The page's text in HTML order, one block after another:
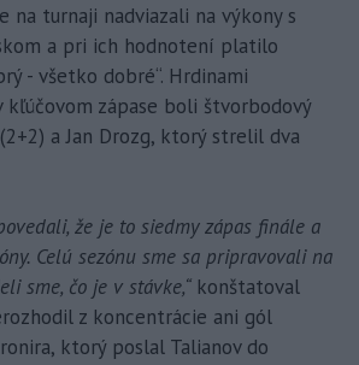
na turnaji nadviazali na výkony s
a pri ich hodnotení platilo
- všetko dobré“. Hrdinami
zápase boli štvorbodový
a Jan Drozg, ktorý strelil dva
že je to siedmy zápas finále a
Celú sezónu sme sa pripravovali na
sme, čo je v stávke,“ konštatoval
z koncentrácie ani gól
ktorý poslal Talianov do